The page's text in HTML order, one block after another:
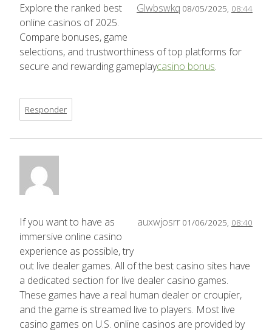
Glwbswkq 08/05/2025, 08:44
Explore the ranked best
online casinos of 2025.
Compare bonuses, game
selections, and trustworthiness of top platforms for
secure and rewarding gameplaycasino bonus.
Responder
auxwjosrr 01/06/2025, 08:40
If you want to have as
immersive online casino
experience as possible, try
out live dealer games. All of the best casino sites have
a dedicated section for live dealer casino games.
These games have a real human dealer or croupier,
and the game is streamed live to players. Most live
casino games on U.S. online casinos are provided by